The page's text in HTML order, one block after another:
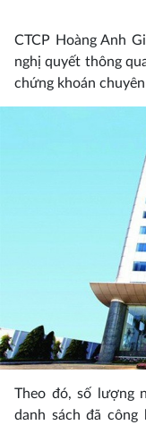
CTCP Hoàng Anh
nghị quyết thông
chứng khoán
Theo đó, số lượng
danh sách đã